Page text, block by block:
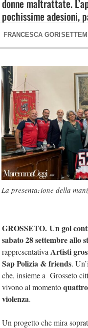
donne maltrattate.
pochissime adesioni,
FRANCESCA GORI
La presentazione della
GROSSETO. Un gol
sabato 28 settembre allo
rappresentativa Artisti
Sap Polizia & friends.
che, insieme a Grosseto
vivono al momento
violenza.
Un progetto che mira